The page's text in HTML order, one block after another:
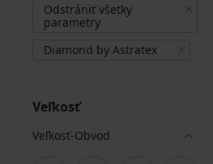
Odstrániť všetky
parametry
Diamond by Astratex
Veľkosť
Veľkosť-Obvod